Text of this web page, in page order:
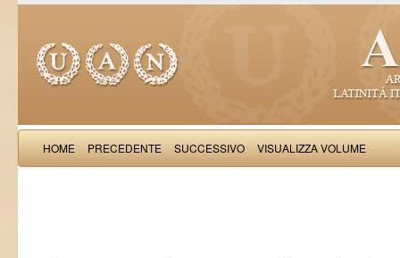
HOME PRECEDENTE SUCCESSIVO VISUALIZZA VOLUME